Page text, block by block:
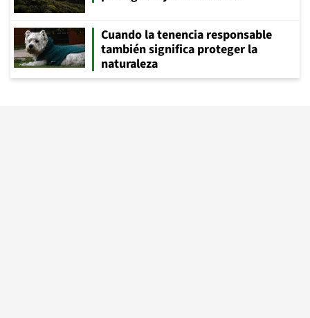
Cuando la tenencia responsable
también significa proteger la
naturaleza